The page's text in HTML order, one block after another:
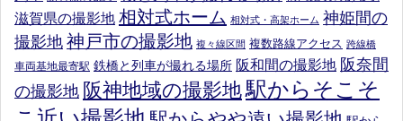
滋賀県の撮影地 相対式ホーム 相対式・高架ホーム 神姫間の
撮影地神戸市の撮影地 複々線区間 複数路線アクセス 跨線橋
車両基地最寄駅 鉄橋と列車が撮れる場所 阪和間の撮影地 阪奈間
の撮影地 阪神地域の撮影地駅からそこそ